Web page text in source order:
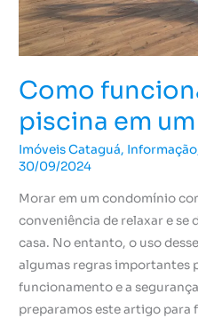
Como
piscina em
Imóveis Cataguá, Informação
30/09/2024
Morar em um condomínio
conveniência de relaxar e se
casa. No entanto, o uso
algumas regras importantes
funcionamento e a
preparamos este artigo para
condomínio?